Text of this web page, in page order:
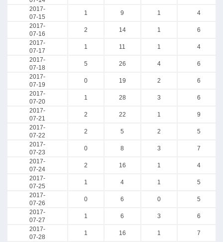
2017-
07-15
1 9 1
4
2017-
07-16
2 14 1
6
2017-
07-17
1 11 1
4
2017-
07-18
5 26 4
6
2017-
07-19
0 19 2
6
2017-
07-20
1 28 3
6
2017-
07-21
2 22 1
9
2017-
07-22
2 5 2
5
2017-
07-23
0 8 3
7
2017-
07-24
2 16 1
4
2017-
07-25
1 4 1
5
2017-
07-26
0 6 0
5
2017-
07-27
1 6 3
6
2017-
07-28
1 16 1
7